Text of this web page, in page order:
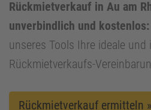
Rückmietverkauf in Au am
unverbindlich und kostenlos:
unseres Tools Ihre ideale und
Rückmietverkaufs-
Rückmietverkauf ermitteln »